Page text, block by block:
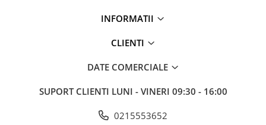
■ Carlige remorcare
■ Accesorii vehicule electrice
INFORMATII
CLIENTI
DATE COMERCIALE
SUPORT CLIENTI LUNI - VINERI 09:30 - 16:00
0215553652